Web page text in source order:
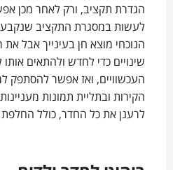
הגדרת תקציב, ורק לאחר מכן
לעשות במסגרת התקציב
הנוכחי מוצא חן בעינייך אבל
שינויים כדי לחדש ולהתאים
העכשוויים, ואז אפשר
הקירות ובתליית תמונות
לרענן את כל החדר, כולל החלפת